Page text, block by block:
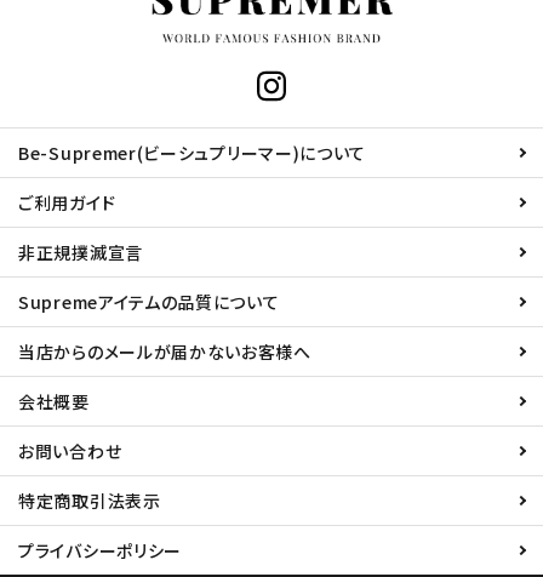
Be-Supremer(ビーシュプリーマー)について
ご利用ガイド
非正規撲滅宣言
Supremeアイテムの品質について
当店からのメールが届かないお客様へ
会社概要
お問い合わせ
特定商取引法表示
プライバシーポリシー